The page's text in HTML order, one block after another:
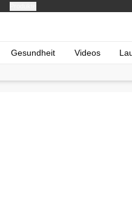
Gesundheit Videos